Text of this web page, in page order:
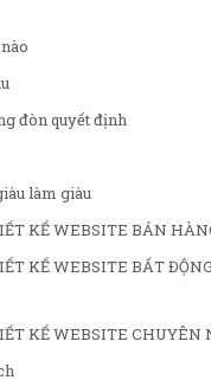
đòn quyết định
làm giàu
KẾ WEBSITE BÁN
KẾ WEBSITE BẤT
KẾ WEBSITE CHUYÊN